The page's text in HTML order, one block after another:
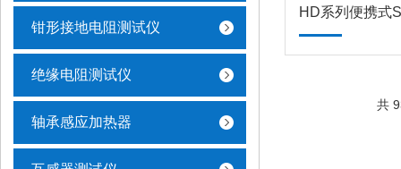
钳形接地电阻测试仪
绝缘电阻测试仪
轴承感应加热器
HD系列便携式
共